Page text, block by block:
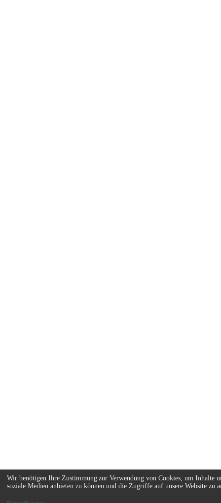
Wir benötigen Ihre Zustimmung zur Verwendung von Cookies, um Inhalte
soziale Medien anbieten zu können und die Zugriffe auf unsere Website zu